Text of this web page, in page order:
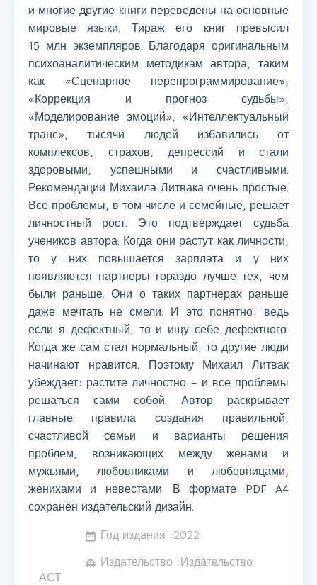
и многие другие книги переведены на основные
мировые языки. Тираж его книг превысил
15 млн экземпляров. Благодаря оригинальным
психоаналитическим методикам автора, таким
как «Сценарное перепрограммирование»,
«Коррекция и прогноз судьбы»,
«Моделирование эмоций», «Интеллектуальный
транс», тысячи людей избавились от
комплексов, страхов, депрессий и стали
здоровыми, успешными и счастливыми.
Рекомендации Михаила Литвака очень простые.
Все проблемы, в том числе и семейные, решает
личностный рост. Это подтверждает судьба
учеников автора. Когда они растут как личности,
то у них повышается зарплата и у них
появляются партнеры гораздо лучше тех, чем
были раньше. Они о таких партнерах раньше
даже мечтать не смели. И это понятно: ведь
если я дефектный, то и ищу себе дефектного.
Когда же сам стал нормальный, то другие люди
начинают нравится. Поэтому Михаил Литвак
убеждает: растите личностно – и все проблемы
решаться сами собой. Автор раскрывает
главные правила создания правильной,
счастливой семьи и варианты решения
проблем, возникающих между женами и
мужьями, любовниками и любовницами,
женихами и невестами. В формате PDF A4
сохранён издательский дизайн.
date_range Год издания :2022
foundation Издательство :Издательство
АСТ